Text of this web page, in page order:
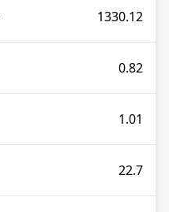
1330.12
0.82
1.01
22.7